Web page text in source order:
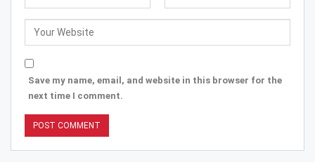
Save my name, email, and website in this browser for the
next time I comment.